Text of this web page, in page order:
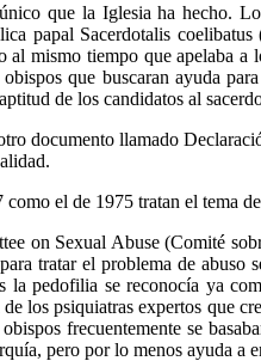
que la Iglesia ha hecho.
papal Sacerdotalis
mismo tiempo que apelaba a
que buscaran ayuda
de los candidatos al
documento llamado
el de 1975 tratan el tema
on Sexual Abuse (Comité
tratar el problema de
la pedofilia se reconocía ya
los psiquiatras expertos que
frecuentemente se
pero por lo menos ayuda a